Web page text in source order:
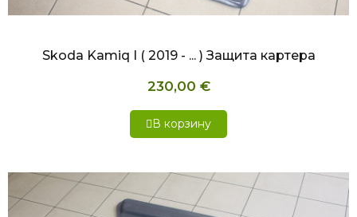
БЫСТРЫЙ ПРОСМОТР
Skoda Kamiq I ( 2019 - ... ) Защита картера
230,00 €
В корзину